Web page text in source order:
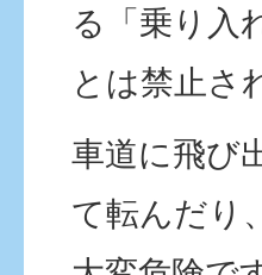
る「乗り入
とは禁止さ
車道に飛び
て転んだり